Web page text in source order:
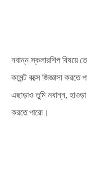
নবান্ন স্কলারশিপ বিষয়ে
কমেন্ট বক্সে জিজ্ঞাসা
এছাড়াও তুমি নবান্ন,
করতে পারো।